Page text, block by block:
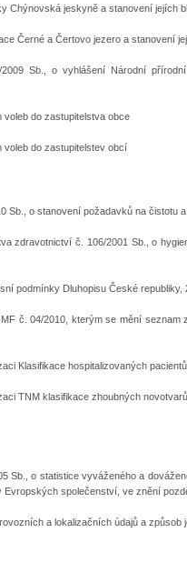
Chýnovská jeskyně a stanovení jejích
Černé a Čertovo jezero a stanovení
Sb., o vyhlášení Národní
do zastupitelstva obce
do zastupitelstev obcí
Sb., o stanovení požadavků na čistotu
zdravotnictví č. 106/2001 Sb., o
podmínky Dluhopisu České republiky,
č. 04/2010, kterým se mění
Klasifikace hospitalizovaných
TNM klasifikace zhoubných novotvarů
Sb., o statistice vyváženého a
společenství, ve znění
a lokalizačních údajů a